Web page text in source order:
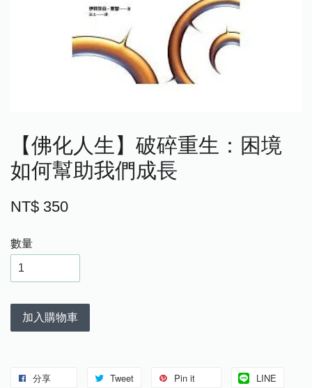
【佛化人生】破碎重生：困境
如何幫助我們成長
NT$ 350
數量
加入購物車
分享 Tweet Pin it LINE